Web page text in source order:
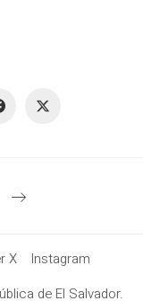
X
Instagram
de El Salvador.